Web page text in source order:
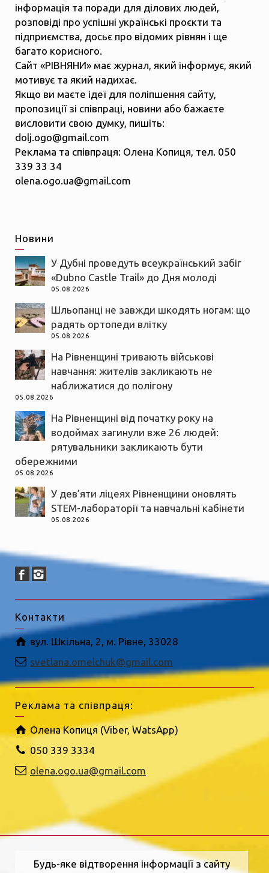
інформація та поради для ділових людей,
розповіді про успішні українські проєкти та
підприємства, досьє про відомих рівнян і ще
багато корисного.
Сайт «РІВНЯНИ» має журнал, який інформує, який
мотивує та який надихає.
Якщо ви маєте ідеї для поліпшення сайту,
пропозиції зі співпраці, новини або бажаєте
висловити свою думку, пишіть:
dolj.ogo@gmail.com
Реклама та співпраця: Олена Копиця, тел. 050
339 33 34
olena.ogo.ua@gmail.com
Новини
У Дубні проведуть всеукраїнський забіг
«Dubno Castle Trail» до Дня молоді
05.08.2026
Шльопанці не завжди шкодять ногам: що
радять ортопеди влітку
05.08.2026
На Рівненщині тривають військові
навчання: жителів закликають не
наближатися до полігону
05.08.2026
На Рівненщині від початку року на
водоймах загинули вже 26 людей:
рятувальники закликають бути
обережними
05.08.2026
У дев’яти ліцеях Рівненщини оновлять
STEM-лабораторії та навчальні кабінети
05.08.2026
Контакти
вул. Шкільна, 2, м. Рівне, 33028
svetlana.omelchuk@gmail.com
Реклама та співпраця:
Олена Копиця (Viber, WatsApp)
050 339 3334
olena.ogo.ua@gmail.com
Будь-яке відтворення інформації з сайту